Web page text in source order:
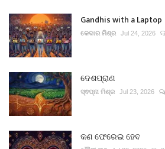
Gandhis with a Laptop
କେଦାର ମିଶ୍ର Jul 24, 2026
ଦେଶପ୍ରାଣ
ସ୍ଵପ୍ନା ମିଶ୍ର Jul 23, 2026
କଣ ଫେରେଇ ହେବ